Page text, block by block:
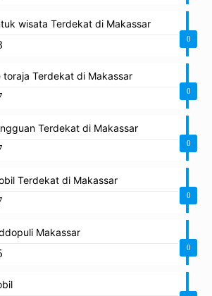
0
wisata Terdekat di Makassar
0
toraja Terdekat di Makassar
0
Terdekat di Makassar
0
Terdekat di Makassar
0
Makassar